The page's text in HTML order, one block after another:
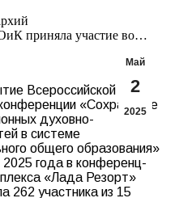
приняла участие во…
Май
2
2025
Всероссийской
«Сохранение
духовно-
в системе
общего образования»
2025 года в конференц-
«Лада Резорт»
262 участника из 15